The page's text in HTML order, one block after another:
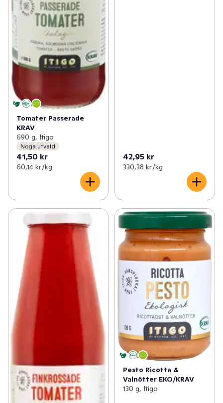
Tomater Passerade
KRAV
690 g, Itigo
Noga utvald
41,50 kr
60,14 kr /kg
42,95 kr
330,38 kr /kg
Pesto Ricotta &
Valnötter EKO/KRAV
130 g, Itigo